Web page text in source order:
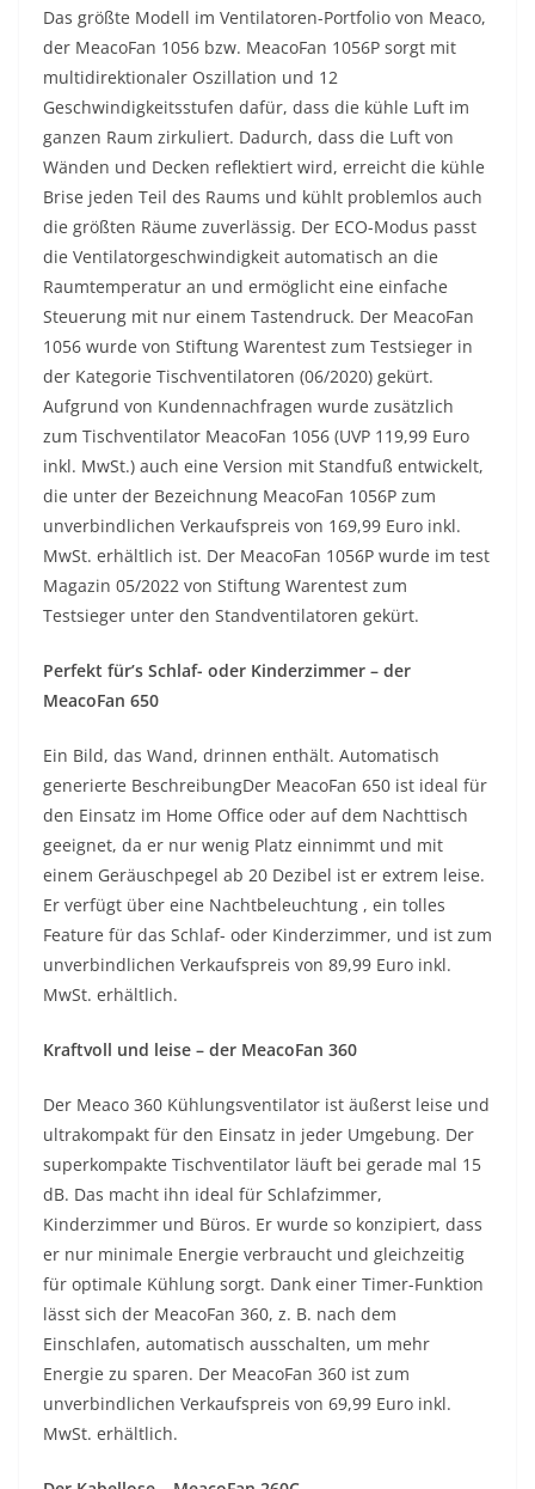
Das größte Modell im Ventilatoren-Portfolio von Meaco,
der MeacoFan 1056 bzw. MeacoFan 1056P sorgt mit
multidirektionaler Oszillation und 12
Geschwindigkeitsstufen dafür, dass die kühle Luft im
ganzen Raum zirkuliert. Dadurch, dass die Luft von
Wänden und Decken reflektiert wird, erreicht die kühle
Brise jeden Teil des Raums und kühlt problemlos auch
die größten Räume zuverlässig. Der ECO-Modus passt
die Ventilatorgeschwindigkeit automatisch an die
Raumtemperatur an und ermöglicht eine einfache
Steuerung mit nur einem Tastendruck. Der MeacoFan
1056 wurde von Stiftung Warentest zum Testsieger in
der Kategorie Tischventilatoren (06/2020) gekürt.
Aufgrund von Kundennachfragen wurde zusätzlich
zum Tischventilator MeacoFan 1056 (UVP 119,99 Euro
inkl. MwSt.) auch eine Version mit Standfuß entwickelt,
die unter der Bezeichnung MeacoFan 1056P zum
unverbindlichen Verkaufspreis von 169,99 Euro inkl.
MwSt. erhältlich ist. Der MeacoFan 1056P wurde im test
Magazin 05/2022 von Stiftung Warentest zum
Testsieger unter den Standventilatoren gekürt.
Perfekt für’s Schlaf- oder Kinderzimmer – der
MeacoFan 650
Ein Bild, das Wand, drinnen enthält. Automatisch
generierte BeschreibungDer MeacoFan 650 ist ideal für
den Einsatz im Home Office oder auf dem Nachttisch
geeignet, da er nur wenig Platz einnimmt und mit
einem Geräuschpegel ab 20 Dezibel ist er extrem leise.
Er verfügt über eine Nachtbeleuchtung , ein tolles
Feature für das Schlaf- oder Kinderzimmer, und ist zum
unverbindlichen Verkaufspreis von 89,99 Euro inkl.
MwSt. erhältlich.
Kraftvoll und leise – der MeacoFan 360
Der Meaco 360 Kühlungsventilator ist äußerst leise und
ultrakompakt für den Einsatz in jeder Umgebung. Der
superkompakte Tischventilator läuft bei gerade mal 15
dB. Das macht ihn ideal für Schlafzimmer,
Kinderzimmer und Büros. Er wurde so konzipiert, dass
er nur minimale Energie verbraucht und gleichzeitig
für optimale Kühlung sorgt. Dank einer Timer-Funktion
lässt sich der MeacoFan 360, z. B. nach dem
Einschlafen, automatisch ausschalten, um mehr
Energie zu sparen. Der MeacoFan 360 ist zum
unverbindlichen Verkaufspreis von 69,99 Euro inkl.
MwSt. erhältlich.